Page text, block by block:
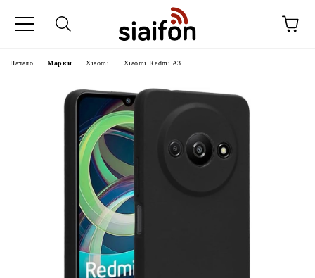
Начало Марки Xiaomi Xiaomi Redmi A3